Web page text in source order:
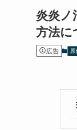
炎炎ノ
方法に
広告 原